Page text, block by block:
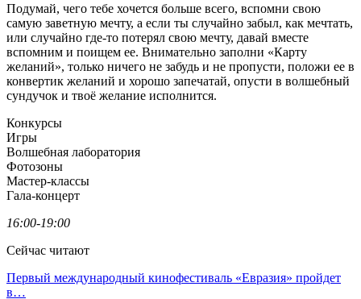
Подумай, чего тебе хочется больше всего, вспомни свою
самую заветную мечту, а если ты случайно забыл, как мечтать,
или случайно где-то потерял свою мечту, давай вместе
вспомним и поищем ее. Внимательно заполни «Карту
желаний», только ничего не забудь и не пропусти, положи ее в
конвертик желаний и хорошо запечатай, опусти в волшебный
сундучок и твоё желание исполнится.
Конкурсы
Игры
Волшебная лаборатория
Фотозоны
Мастер-классы
Гала-концерт
16:00-19:00
Сейчас читают
Первый международный кинофестиваль «Евразия» пройдет
в…